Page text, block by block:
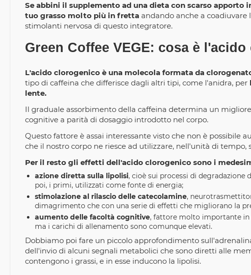
Se abbini il supplemento ad una dieta con scarso apporto
tuo grasso molto più in fretta andando anche a
stimolanti nervosa di questo integratore.
Green Coffee VEGE: cosa è
L'acido clorogenico è una molecola formata da
tipo di caffeina che differisce dagli altri tipi, come l'anidra, per
lente.
Il graduale assorbimento della caffeina determina un
cognitive a parità di dosaggio introdotto nel corpo.
Questo fattore è assai interessante visto che non è possibile
che il nostro corpo ne riesce ad utilizzare, nell'unità di tempo,
Per il resto gli effetti dell'acido clorogenico sono i
azione diretta sulla lipolisi, cioè sui processi di degradazione
poi, i primi, utilizzati come fonte di energia;
stimolazione al rilascio delle catecolamine,
dimagrimento che con una serie di effetti che migliorano la
aumento delle facoltà cognitive, fattore molto importante in
ma i carichi di allenamento sono comunque elevati.
Dobbiamo poi fare un piccolo approfondimento
dell'invio di alcuni segnali metabolici che sono diretti alle
contengono i grassi, e in esse inducono la lipolisi.